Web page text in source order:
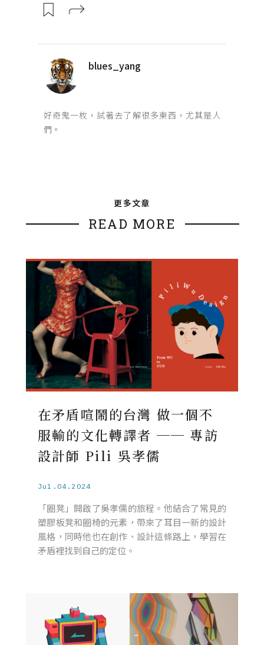
blues_yang
好奇鬼一枚，試著去了解很多東西，尤其是人
們。
更多文章
READ MORE
在矛盾喧鬧的台灣 做一個不
服輸的文化轉譯者 ── 專訪
設計師 Pili 吳孝儒
Jul.04.2024
「圈凳」開啟了吳孝儒的旅程。他結合了常見的
塑膠板凳和圈椅的元素，帶來了耳目一新的設計
風格，同時他也在創作、設計這條路上，學習在
矛盾裡找到自己的定位。